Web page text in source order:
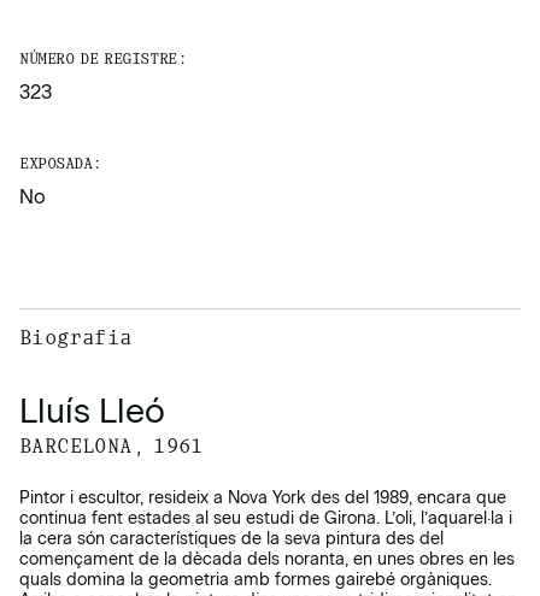
NÚMERO DE REGISTRE:
323
EXPOSADA:
No
Biografia
Lluís Lleó
BARCELONA, 1961
Pintor i escultor, resideix a Nova York des del 1989, encara que
continua fent estades al seu estudi de Girona. L’oli, l’aquarel·la i
la cera són característiques de la seva pintura des del
començament de la dècada dels noranta, en unes obres en les
quals domina la geometria amb formes gairebé orgàniques.